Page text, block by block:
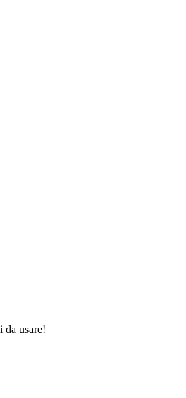
da usare!